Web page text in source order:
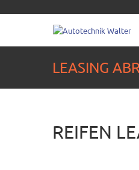
LEASING
REIFEN